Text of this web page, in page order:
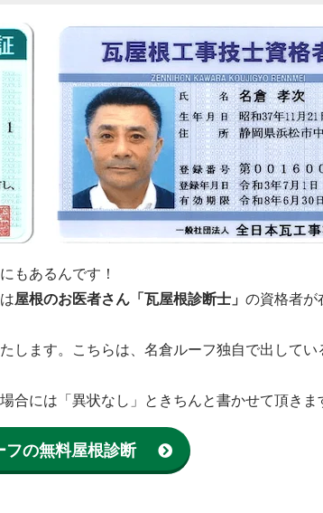
もあるんです！
屋根のお医者さん「瓦屋根診断士」 の資格者が
します。こちらは、名倉ルーフ独自で出してい
合には「異状なし」ときちんと書かせて頂きま
フの無料屋根診断